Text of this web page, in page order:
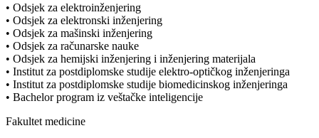
• Odsjek za elektroinženjering
• Odsjek za elektronski inženjering
• Odsjek za mašinski inženjering
• Odsjek za računarske nauke
• Odsjek za hemijski inženjering i inženjering materijala
• Institut za postdiplomske studije elektro-optičkog inženjeringa
• Institut za postdiplomske studije biomedicinskog inženjeringa
• Bachelor program iz veštačke inteligencije
Fakultet medicine